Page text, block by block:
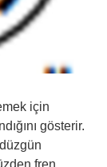
için
gösterir.
fren